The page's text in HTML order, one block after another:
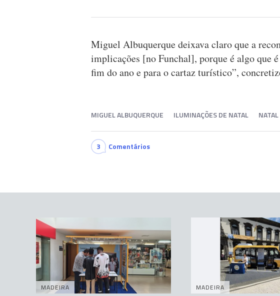
Miguel Albuquerque deixava claro que a
implicações [no Funchal], porque é algo que
fim do ano e para o cartaz turístico”,
MIGUEL ALBUQUERQUE ILUMINAÇÕES DE NATAL
3 Comentários
MADEIRA MADEIRA